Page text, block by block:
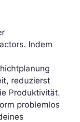
Indem
reduzierst
Produktivität.
problemlos